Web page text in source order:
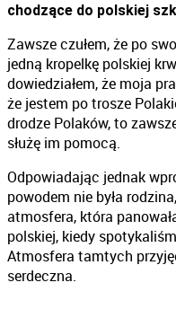
chodzące do polskiej
Zawsze czułem, że po
jedną kropelkę polskiej
dowiedziałem, że moja
że jestem po trosze
drodze Polaków, to
służę im pomocą.
Odpowiadając jednak
powodem nie była
atmosfera, która
polskiej, kiedy
Atmosfera tamtych
serdeczna.